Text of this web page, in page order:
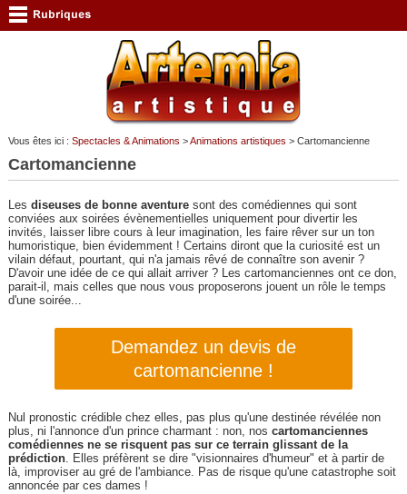
Vous êtes ici : Spectacles & Animations >Animations artistiques > Cartomancienne
Cartomancienne
Les diseuses de bonne aventuresont des comédiennes qui sont
conviées aux soirées évènementielles uniquement pour divertir les
invités, laisser libre cours à leur imagination, les faire rêver sur un ton
humoristique, bien évidemment ! Certains diront que la curiosité est un
vilain défaut, pourtant, qui n'a jamais rêvé de connaître son avenir ?
D'avoir une idée de ce qui allait arriver ? Les cartomanciennes ont ce don,
parait-il, mais celles que nous vous proposerons jouent un rôle le temps
d'une soirée...
Demandez un devis de
cartomancienne !
Nul pronostic crédible chez elles, pas plus qu'une destinée révélée non
plus, ni l'annonce d'un prince charmant : non, nos cartomanciennes
comédiennes ne se risquent pas sur ce terrain glissant de la
prédiction. Elles préfèrent se dire "visionnaires d'humeur" et à partir de
là, improviser au gré de l'ambiance. Pas de risque qu'une catastrophe soit
annoncée par ces dames !